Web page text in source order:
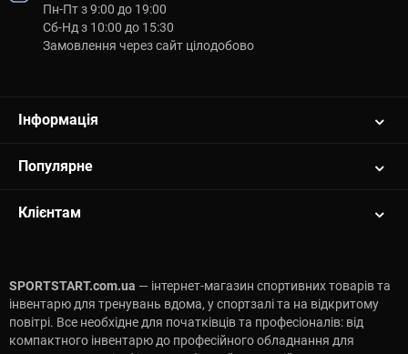
Пн-Пт з 9:00 до 19:00
Сб-Нд з 10:00 до 15:30
Замовлення через сайт цілодобово
Інформація
Популярне
Клієнтам
SPORTSTART.com.ua — інтернет-магазин спортивних товарів та
інвентарю для тренувань вдома, у спортзалі та на відкритому
повітрі. Все необхідне для початківців та професіоналів: від
компактного інвентарю до професійного обладнання для